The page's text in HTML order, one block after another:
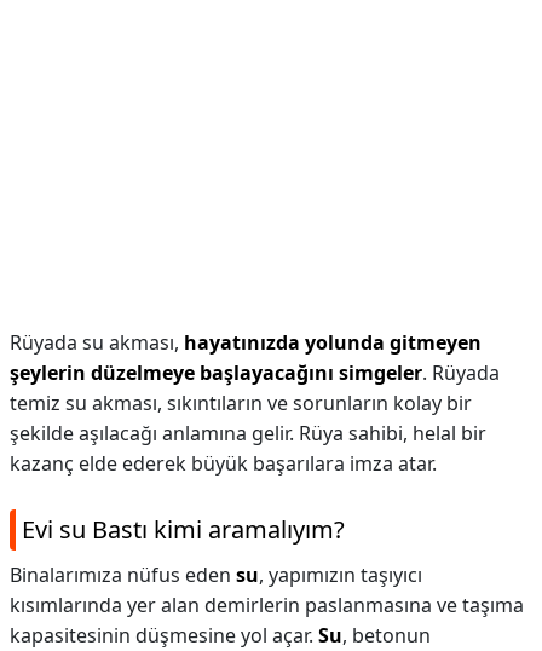
Rüyada su akması, hayatınızda yolunda gitmeyen
şeylerin düzelmeye başlayacağını simgeler. Rüyada
temiz su akması, sıkıntıların ve sorunların kolay bir
şekilde aşılacağı anlamına gelir. Rüya sahibi, helal bir
kazanç elde ederek büyük başarılara imza atar.
Evi su Bastı kimi aramalıyım?
Binalarımıza nüfus eden su, yapımızın taşıyıcı
kısımlarında yer alan demirlerin paslanmasına ve taşıma
kapasitesinin düşmesine yol açar. Su, betonun